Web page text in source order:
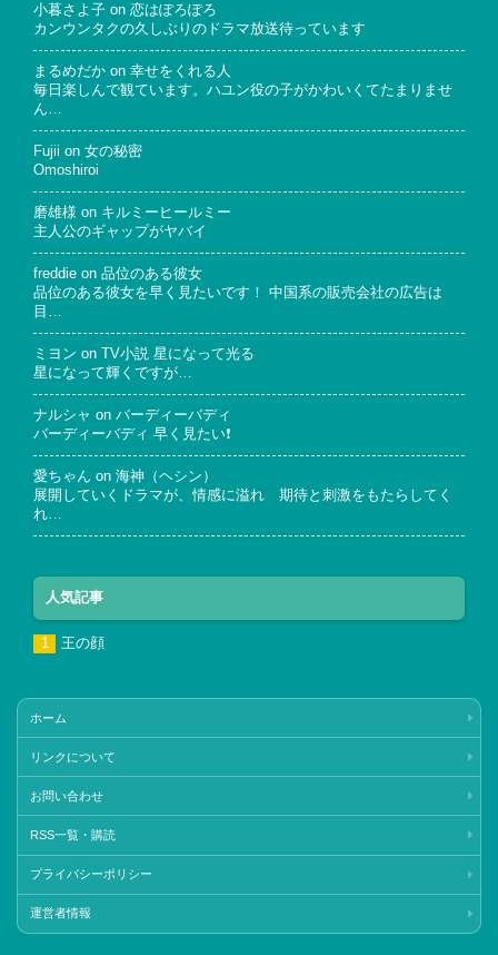
小暮さよ子 on 恋はぽろぽろ
カンウンタクの久しぶりのドラマ放送待っています
まるめだか on 幸せをくれる人
毎日楽しんで観ています。ハユン役の子がかわいくてたまりませ
ん…
Fujii on 女の秘密
Omoshiroi
磨雄様 on キルミーヒールミー
主人公のギャップがヤバイ
freddie on 品位のある彼女
品位のある彼女を早く見たいです！ 中国系の販売会社の広告は
目…
ミヨン on TV小説 星になって光る
星になって輝くですが…
ナルシャ on バーディーバディ
バーディーバディ 早く見たい❗
愛ちゃん on 海神（ヘシン）
展開していくドラマが、情感に溢れ 期待と刺激をもたらしてく
れ…
人気記事
王の顔
ホーム
リンクについて
お問い合わせ
RSS一覧・購読
プライバシーポリシー
運営者情報